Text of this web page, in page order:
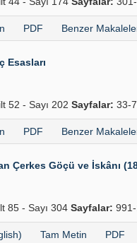
PDF Benzer
Esasları
52 - Sayı 202 Sayfalar: 33-
PDF Benzer
Çerkes Göçü ve İskânı
85 - Sayı 304 Sayfalar:
Tam Metin PDF